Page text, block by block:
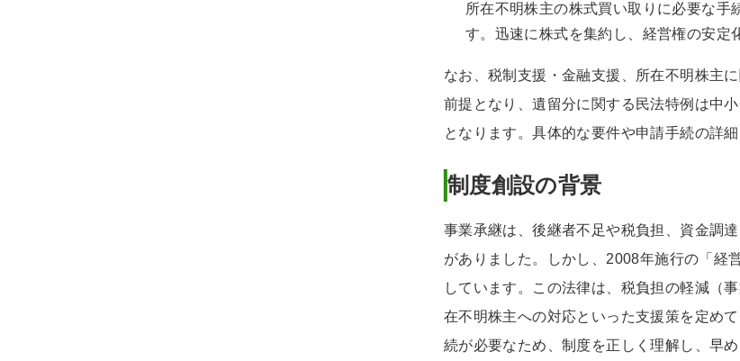
所在不明株主の株式買い取りに必要な手
す。迅速に株式を集約し、経営権の安定
なお、税制支援・金融支援、所在不明株主
前提となり、遺留分に関する民法特例は中
となります。具体的な要件や申請手続の詳
制度創設の背景
事業承継は、後継者不足や税負担、資金調
がありました。しかし、2008年施行の「経
しています。この法律は、税負担の軽減（
在不明株主への対応といった支援策を定め
続が必要なため、制度を正しく理解し、早